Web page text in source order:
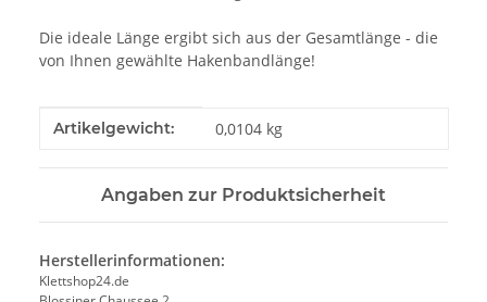
Die ideale Länge ergibt sich aus der Gesamtlänge - die
von Ihnen gewählte Hakenbandlänge!
Produkteigenschaft
Wert
Artikelgewicht: 0,0104 kg
Angaben zur Produktsicherheit
Herstellerinformationen:
Klettshop24.de